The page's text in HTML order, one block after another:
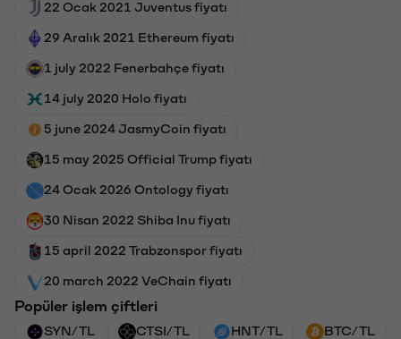
22 Ocak 2021 Juventus fiyatı
29 Aralık 2021 Ethereum fiyatı
1 july 2022 Fenerbahçe fiyatı
14 july 2020 Holo fiyatı
5 june 2024 JasmyCoin fiyatı
15 may 2025 Official Trump fiyatı
24 Ocak 2026 Ontology fiyatı
30 Nisan 2022 Shiba Inu fiyatı
15 april 2022 Trabzonspor fiyatı
20 march 2022 VeChain fiyatı
Popüler işlem çiftleri
SYN/TL CTSI/TL HNT/TL BTC/TL